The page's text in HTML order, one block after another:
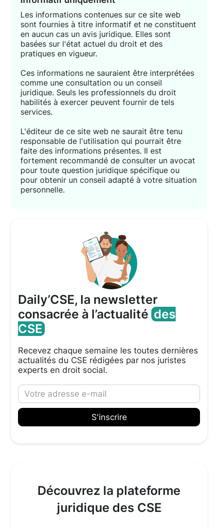
Les informations contenues sur ce site web
sont fournies à titre informatif et ne constituent
en aucun cas un avis juridique. Elles sont
basées sur l'état actuel du droit et des
pratiques en vigueur.
Ces informations ne sauraient être interprétées
comme une consultation ou un conseil
juridique. Seuls les professionnels du droit
habilités à exercer peuvent fournir de tels
services.
L'éditeur de ce site web ne saurait être tenu
responsable de l'utilisation qui pourrait être
faite des informations présentes. Il est
fortement recommandé de consulter un avocat
pour toute question juridique spécifique ou
pour obtenir un conseil adapté à votre situation
personnelle.
Daily’CSE, la newsletter
consacrée à l’actualitédes
CSE
Recevez chaque semaine les toutes dernières
actualités du CSE rédigées par nos juristes
experts en droit social.
Découvrez la plateforme
juridique des CSE